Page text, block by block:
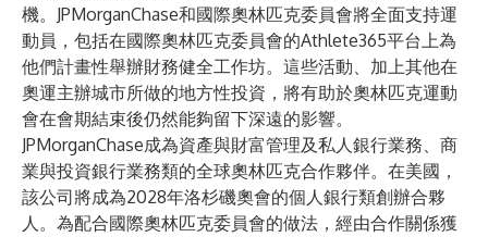
機。JPMorganChase和國際奧林匹克委員會將全面支持運
動員，包括在國際奧林匹克委員會的Athlete365平台上為
他們計畫性舉辦財務健全工作坊。這些活動、加上其他在
奧運主辦城市所做的地方性投資，將有助於奧林匹克運動
會在會期結束後仍然能夠留下深遠的影響。
JPMorganChase成為資產與財富管理及私人銀行業務、商
業與投資銀行業務類的全球奧林匹克合作夥伴。在美國，
該公司將成為2028年洛杉磯奧會的個人銀行類創辦合夥
人。為配合國際奧林匹克委員會的做法，經由合作關係獲